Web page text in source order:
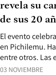
03 NOVIEMBRE
El evento
en Pichilemu.
entre otros. Las
revela su
de sus 20